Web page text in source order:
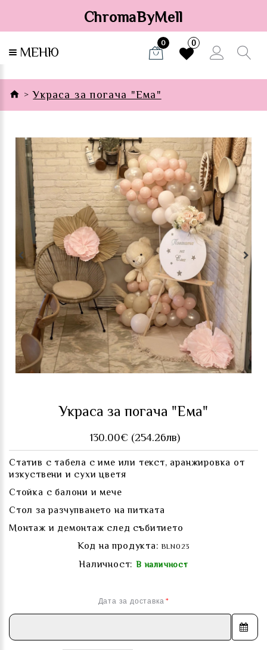
ChromaByMell
МЕНЮ
0 0
Украса за погача "Ема"
Украса за погача "Ема"
130.00€ (254.26лв)
Статив с табела с име или текст, аранжировка от
изкуствени и сухи цветя
Стойка с балони и мече
Стол за разчупването на питката
Монтаж и демонтаж след събитието
Код на продукта: BLN023
Наличност: В наличност
Дата за доставка